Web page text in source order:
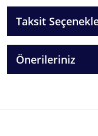
Taksit
Önerileriniz